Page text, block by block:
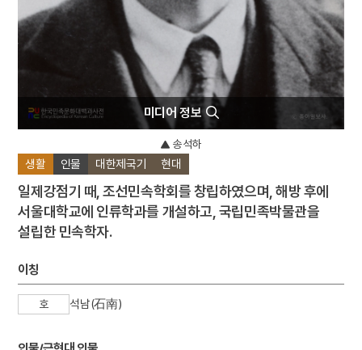
10
생활 인물 대한제국기 현대
일제강점기 때, 조선민속학회를 창립하였으며, 해방 후에
서울대학교에 인류학과를 개설하고, 국립민족박물관을
설립한 민속학자.
이칭
호 석남(石南)
미디어 정보
송석하